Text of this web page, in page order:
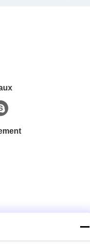
village JinXiaoTang,
province du